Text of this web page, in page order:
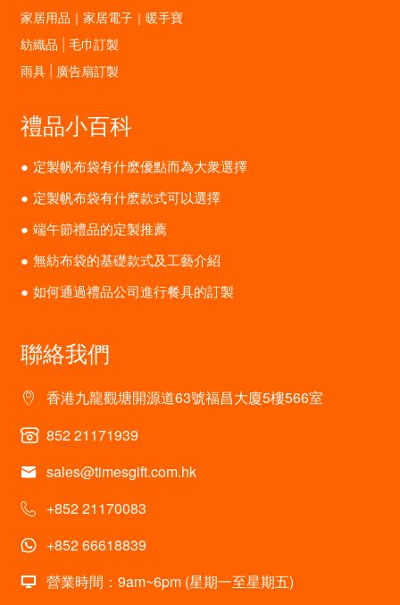
家居用品｜家居電子｜暖手寶
紡織品 | 毛巾訂製
雨具 | 廣告扇訂製
禮品小百科
定製帆布袋有什麽優點而為大衆選擇
定製帆布袋有什麽款式可以選擇
端午節禮品的定製推薦
無紡布袋的基礎款式及工藝介紹
如何通過禮品公司進行餐具的訂製
聯絡我們
香港九龍觀塘開源道63號福昌大廈5樓566室
852 21171939
sales@timesgift.com.hk
+852 21170083
+852 66618839
營業時間：9am~6pm (星期一至星期五)